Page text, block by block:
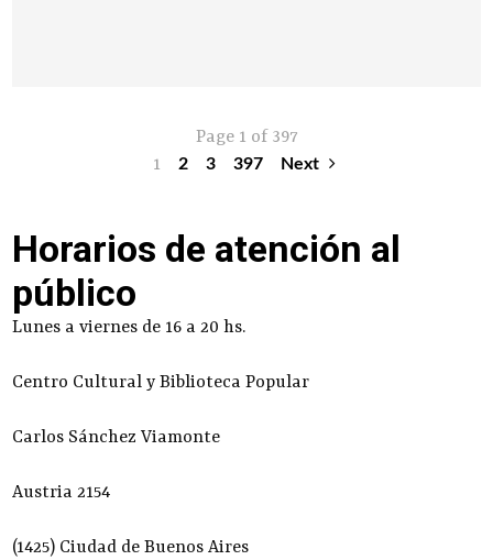
Page 1 of 397
1
2 3 397 Next
Horarios de atención al
público
Lunes a viernes de 16 a 20 hs.
Centro Cultural y Biblioteca Popular
Carlos Sánchez Viamonte
Austria 2154
(1425) Ciudad de Buenos Aires